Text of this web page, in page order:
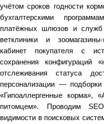
учётом сроков годности
бухгалтерскими
платёжных шлюзов и служб
ветклиники и
кабинет покупателя с
сохранения конфигураций
отслеживания статуса
персонализации —
«Гипоаллергенные корма»,
питомцем». Проводим
видимости в поисковых